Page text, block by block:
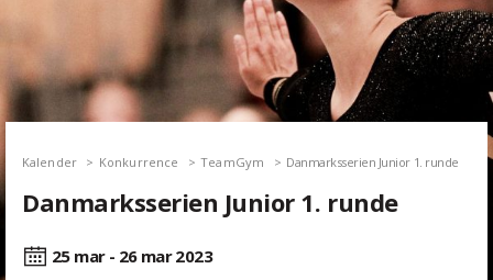
Kalender Konkurrence TeamGym Danmarksserien Junior 1. runde
Danmarksserien Junior 1. runde
25 mar - 26 mar2023